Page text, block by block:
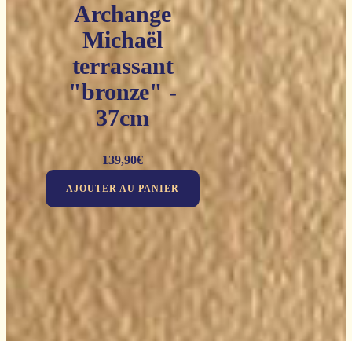
Archange
Michaël
terrassant
"bronze" -
37cm
139,90€
AJOUTER AU PANIER